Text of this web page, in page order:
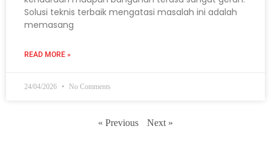
Solusi teknis terbaik mengatasi masalah ini adalah
memasang
READ MORE »
24/04/2026 No Comments
« Previous Next »